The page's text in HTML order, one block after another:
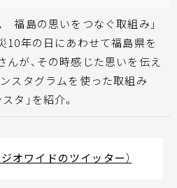
福島の思いをつなぐ取組み」
10年の日にあわせて福島県を
んが、その時感じた思いを伝え
ンスタグラムを使った取組み
タ」を紹介。
オワイドのツイッター）